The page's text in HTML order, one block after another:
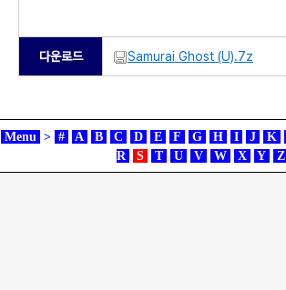
다운로드 Samurai Ghost (U).7z
Menu > # A B C D E F G H I J K
R
S T U V W X Y Z